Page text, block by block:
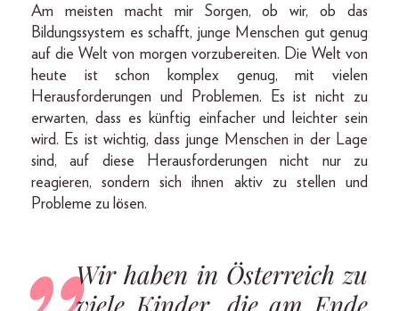
Am meisten macht mir Sorgen, ob wir, ob das
Bildungssystem es schafft, junge Menschen gut genug
auf die Welt von morgen vorzubereiten. Die Welt von
heute ist schon komplex genug, mit vielen
Herausforderungen und Problemen. Es ist nicht zu
erwarten, dass es künftig einfacher und leichter sein
wird. Es ist wichtig, dass junge Menschen in der Lage
sind, auf diese Herausforderungen nicht nur zu
reagieren, sondern sich ihnen aktiv zu stellen und
Probleme zu lösen.
Wir haben in Österreich zu
viele Kinder, die am Ende